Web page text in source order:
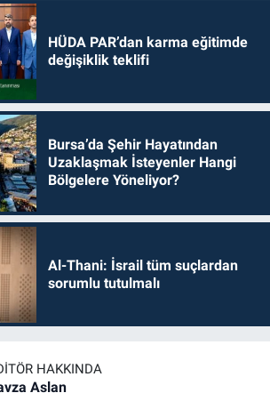
HÜDA PAR’dan karma eğitimde
değişiklik teklifi
Bursa’da Şehir Hayatından
Uzaklaşmak İsteyenler Hangi
Bölgelere Yöneliyor?
Al-Thani: İsrail tüm suçlardan
sorumlu tutulmalı
HAKKINDA
Aslan